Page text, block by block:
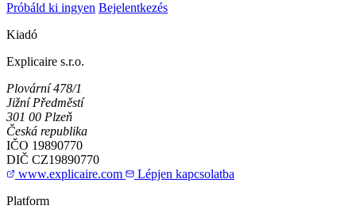
Próbáld ki ingyen Bejelentkezés
Kiadó
Explicaire s.r.o.
Plovární 478/1
Jižní Předměstí
301 00 Plzeň
Česká republika
IČO 19890770
DIČ CZ19890770
www.explicaire.com
Lépjen kapcsolatba
Platform